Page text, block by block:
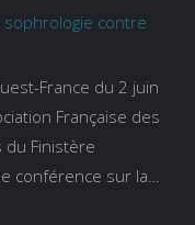
s’ignorent. « C’est
qui continue à
Gaïanne
adjointe de la
d’assurance-
aussi une
sophrologie contre
France du 2 juin
Française des
du Finistère
conférence sur la